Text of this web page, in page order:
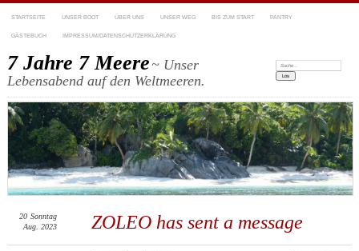
STARTSEITE UNSER BOOT ÜBER UNS UNSER WEG BIS ZUM START PANTRY
GÄSTEBUCH IMPRESSUM/DATENSCHUTZERKLÄRUNG
7 Jahre 7 Meere~ Unser
Lebensabend auf den Weltmeeren.
Suchen:
ZOLEO has sent a message
20 Sonntag
Aug. 2023